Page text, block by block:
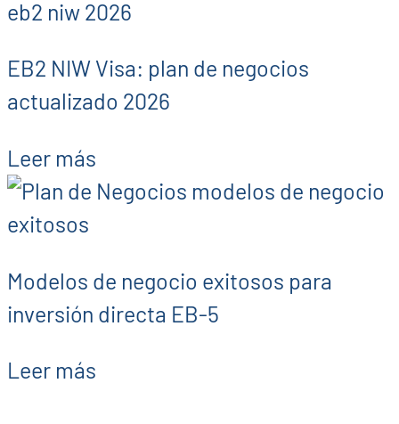
EB2 NIW Visa: plan de negocios
actualizado 2026
Leer más
Modelos de negocio exitosos para
inversión directa EB-5
Leer más